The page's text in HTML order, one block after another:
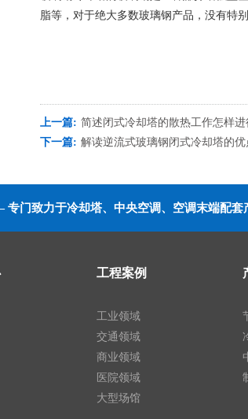
脂等，对于绝大多数玻璃钢产品，没有特
上一篇: 简述闭式冷却塔的散热工作怎样进
下一篇: 解读逆流式玻璃钢闭式冷却塔的优
门致力于冷却塔、中央空调、空调末端配套
工程案例
工业领域
交通领域
商业领域
医院领域
大型场馆